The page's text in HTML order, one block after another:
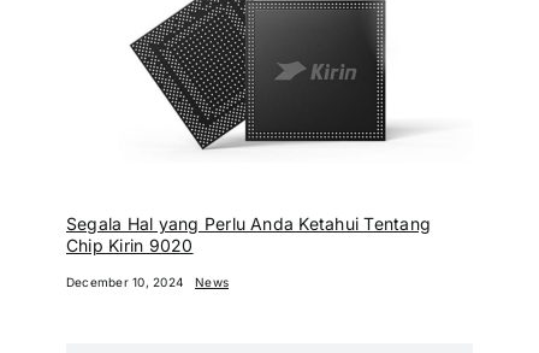
Segala Hal yang Perlu Anda Ketahui Tentang
Chip Kirin 9020
December 10, 2024 News